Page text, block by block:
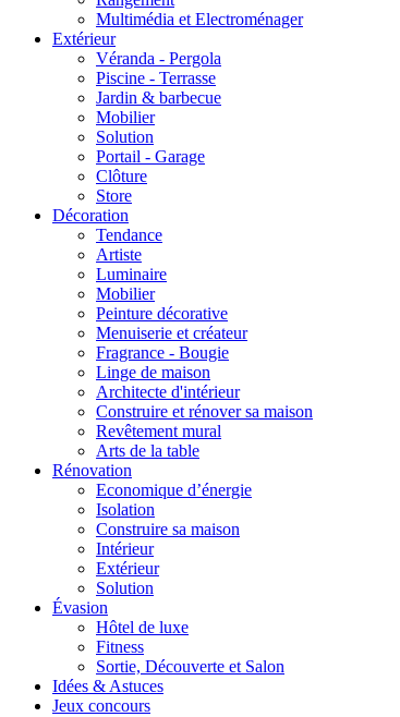
Multimédia et Electroménager
Extérieur
Véranda - Pergola
Piscine - Terrasse
Jardin & barbecue
Mobilier
Solution
Portail - Garage
Clôture
Store
Décoration
Tendance
Artiste
Luminaire
Mobilier
Peinture décorative
Menuiserie et créateur
Fragrance - Bougie
Linge de maison
Architecte d'intérieur
Construire et rénover sa maison
Revêtement mural
Arts de la table
Rénovation
Economique d’énergie
Isolation
Construire sa maison
Intérieur
Extérieur
Solution
Évasion
Hôtel de luxe
Fitness
Sortie, Découverte et Salon
Idées & Astuces
Jeux concours